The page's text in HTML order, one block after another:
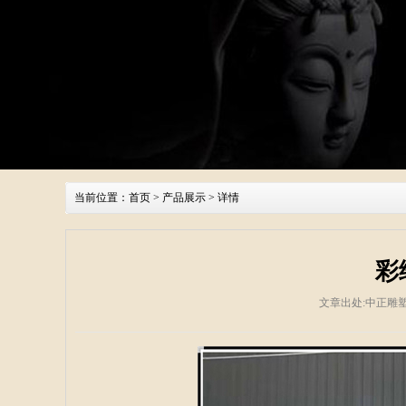
当前位置： 首页 > 产品展示 > 详情
彩
文章出处:中正雕